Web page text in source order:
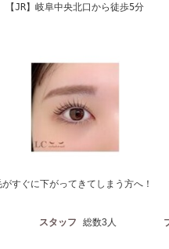
JR】岐阜中央北口から徒歩5分
すぐに下がってきてしまう方へ！
スタッフ 総数3人